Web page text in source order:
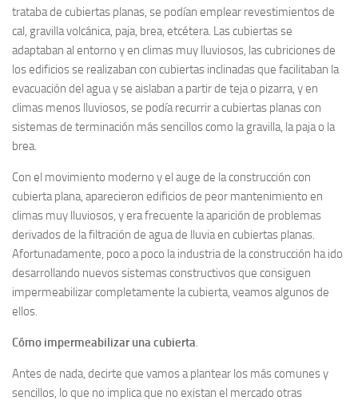
trataba de cubiertas planas, se podían emplear revestimientos de
cal, gravilla volcánica, paja, brea, etcétera. Las cubiertas se
adaptaban al entorno y en climas muy lluviosos, las cubriciones de
los edificios se realizaban con cubiertas inclinadas que facilitaban la
evacuación del agua y se aislaban a partir de teja o pizarra, y en
climas menos lluviosos, se podía recurrir a cubiertas planas con
sistemas de terminación más sencillos como la gravilla, la paja o la
brea.
Con el movimiento moderno y el auge de la construcción con
cubierta plana, aparecieron edificios de peor mantenimiento en
climas muy lluviosos, y era frecuente la aparición de problemas
derivados de la filtración de agua de lluvia en cubiertas planas.
Afortunadamente, poco a poco la industria de la construcción ha ido
desarrollando nuevos sistemas constructivos que consiguen
impermeabilizar completamente la cubierta, veamos algunos de
ellos.
Cómo impermeabilizar una cubierta.
Antes de nada, decirte que vamos a plantear los más comunes y
sencillos, lo que no implica que no existan el mercado otras